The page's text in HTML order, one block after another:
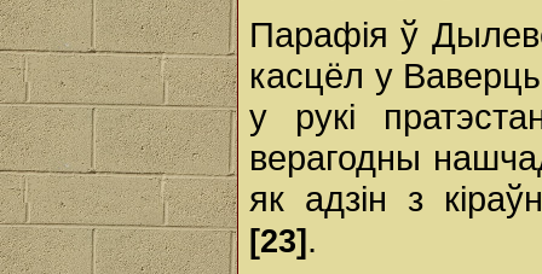
Парафія ў
касцёл у
у рукі
верагодны
як адзін з
[23] .